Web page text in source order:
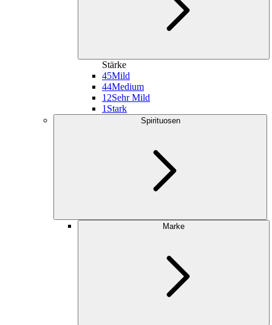
Stärke
45Mild
44Medium
12Sehr Mild
1 Stark
Spirituosen
Marke